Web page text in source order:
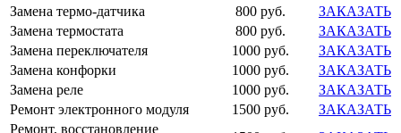
Замена термо-датчика
800 руб.
ЗАКАЗАТЬ
Замена термостата
800 руб.
ЗАКАЗАТЬ
Замена переключателя
1000 руб.
ЗАКАЗАТЬ
Замена конфорки
1000 руб.
ЗАКАЗАТЬ
Замена реле
1000 руб.
ЗАКАЗАТЬ
Ремонт электронного модуля
1500 руб.
ЗАКАЗАТЬ
Ремонт, восстановление